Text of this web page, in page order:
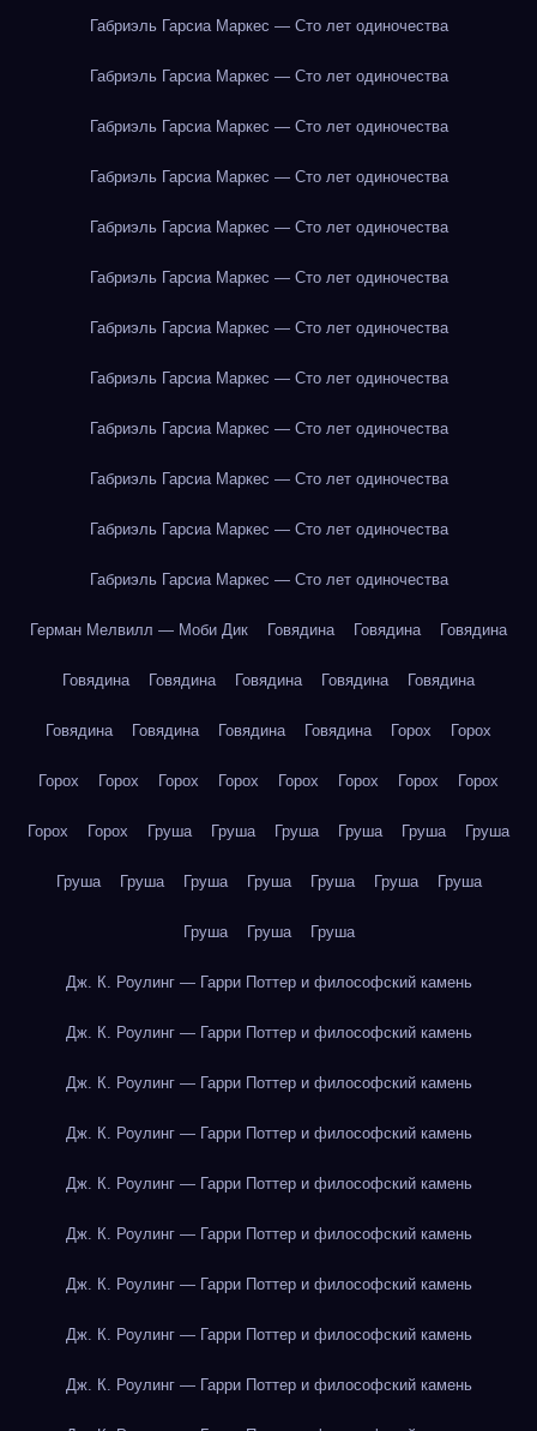
Габриэль Гарсиа Маркес — Сто лет одиночества
Габриэль Гарсиа Маркес — Сто лет одиночества
Габриэль Гарсиа Маркес — Сто лет одиночества
Габриэль Гарсиа Маркес — Сто лет одиночества
Габриэль Гарсиа Маркес — Сто лет одиночества
Габриэль Гарсиа Маркес — Сто лет одиночества
Габриэль Гарсиа Маркес — Сто лет одиночества
Габриэль Гарсиа Маркес — Сто лет одиночества
Габриэль Гарсиа Маркес — Сто лет одиночества
Габриэль Гарсиа Маркес — Сто лет одиночества
Габриэль Гарсиа Маркес — Сто лет одиночества
Габриэль Гарсиа Маркес — Сто лет одиночества
Герман Мелвилл — Моби Дик Говядина Говядина Говядина
Говядина Говядина Говядина Говядина Говядина
Говядина Говядина Говядина Говядина Горох Горох
Горох Горох Горох Горох Горох Горох Горох Горох
Горох Горох Груша Груша Груша Груша Груша Груша
Груша Груша Груша Груша Груша Груша Груша
Груша Груша Груша
Дж. К. Роулинг — Гарри Поттер и философский камень
Дж. К. Роулинг — Гарри Поттер и философский камень
Дж. К. Роулинг — Гарри Поттер и философский камень
Дж. К. Роулинг — Гарри Поттер и философский камень
Дж. К. Роулинг — Гарри Поттер и философский камень
Дж. К. Роулинг — Гарри Поттер и философский камень
Дж. К. Роулинг — Гарри Поттер и философский камень
Дж. К. Роулинг — Гарри Поттер и философский камень
Дж. К. Роулинг — Гарри Поттер и философский камень